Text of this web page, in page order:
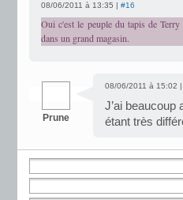
08/06/2011 à 13:35 | #16
Oui c'est le peuple du tapis de
dans un grand magasin.
Prune
08/06/2011 à 15:02 |
J’ai
étant très